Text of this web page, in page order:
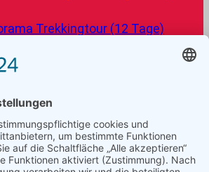
Trekkingtour (12 Tage)
und Panorama Wanderung (14
kannst Du dich individuell und